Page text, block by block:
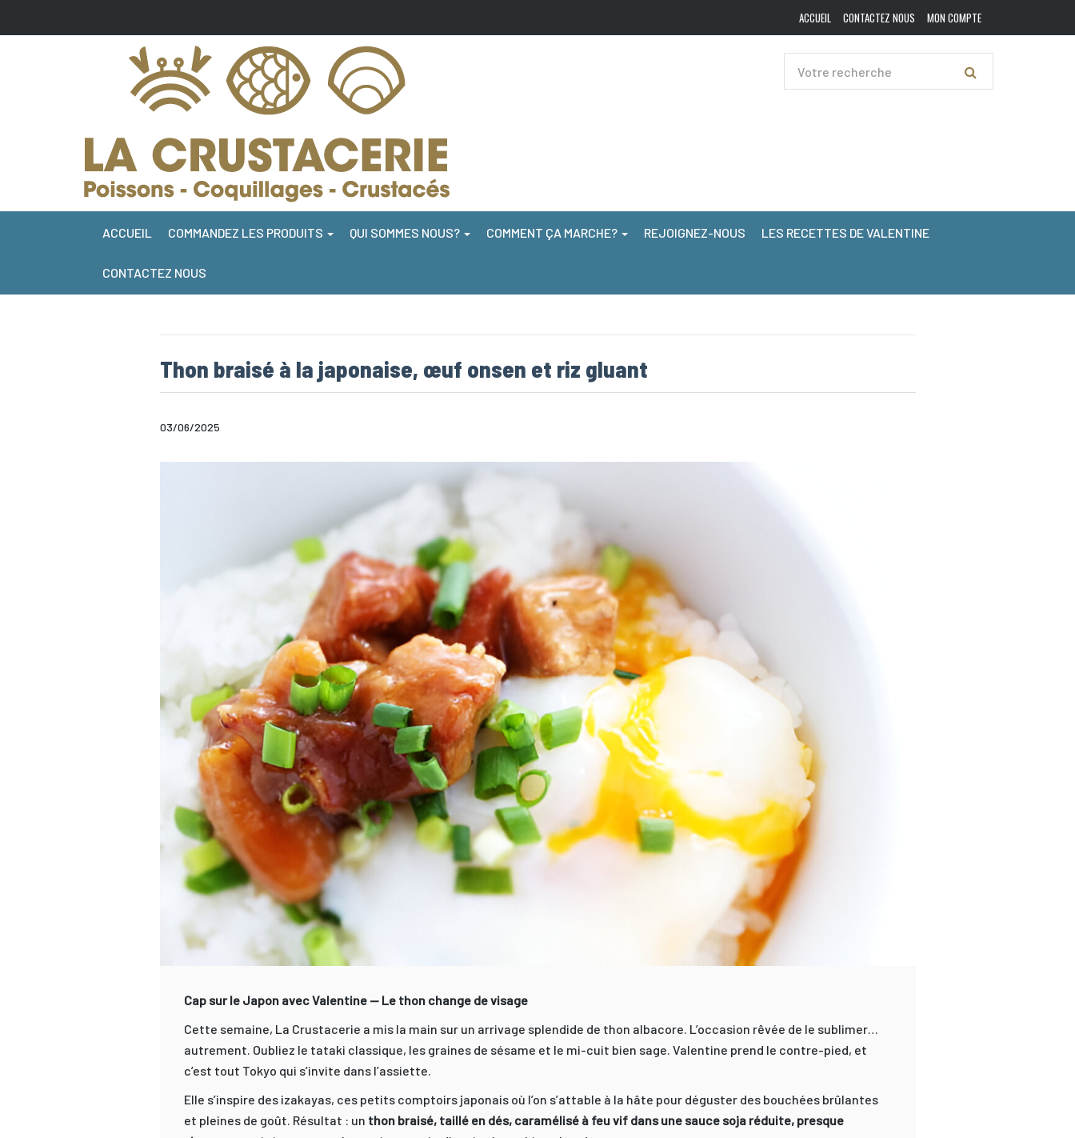
ACCUEIL CONTACTEZ NOUS MON COMPTE
ACCUEIL COMMANDEZ LES PRODUITS QUI SOMMES NOUS? COMMENT ÇA MARCHE? REJOIGNEZ-NOUS LES RECETTES DE VALENTINE
CONTACTEZ NOUS
Thon braisé à la japonaise, œuf onsen et riz gluant
03/06/2025
Cap sur le Japon avec Valentine — Le thon change de visage
Cette semaine, La Crustacerie a mis la main sur un arrivage splendide de thon albacore. L’occasion rêvée de le sublimer…
autrement. Oubliez le tataki classique, les graines de sésame et le mi-cuit bien sage. Valentine prend le contre-pied, et
c’est tout Tokyo qui s’invite dans l’assiette.
Elle s’inspire des izakayas, ces petits comptoirs japonais où l’on s’attable à la hâte pour déguster des bouchées brûlantes
et pleines de goût. Résultat : un thon braisé, taillé en dés, caramélisé à feu vif dans une sauce soja réduite, presque